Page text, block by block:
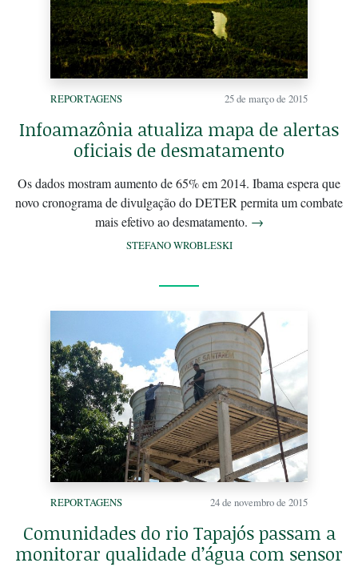
REPORTAGENS 25 de março de 2015
Infoamazônia atualiza mapa de alertas
oficiais de desmatamento
Os dados mostram aumento de 65% em 2014. Ibama espera que
novo cronograma de divulgação do DETER permita um combate
mais efetivo ao desmatamento. →
STEFANO WROBLESKI
REPORTAGENS 24 de novembro de 2015
Comunidades do rio Tapajós passam a
monitorar qualidade d’água com sensor